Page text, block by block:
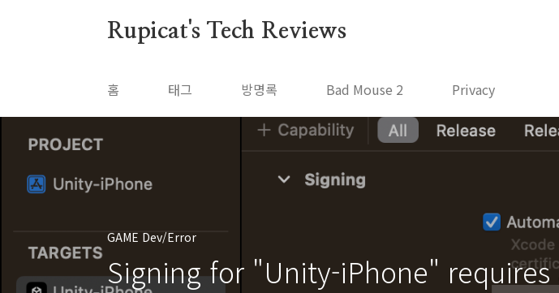
Rupicat's Tech Reviews
홈 태그 방명록 Bad Mouse 2 Privacy
GAME Dev/Error
Signing for "Unity-iPhone" requires